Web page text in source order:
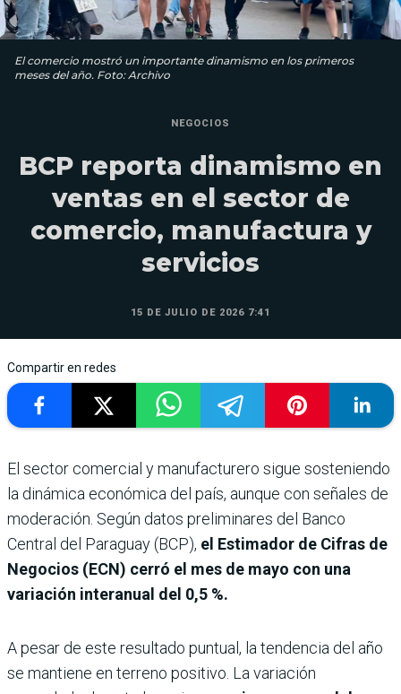
El comercio mostró un importante dinamismo en los primeros
meses del año. Foto: Archivo
NEGOCIOS
BCP reporta dinamismo en
ventas en el sector de
comercio, manufactura y
servicios
15 DE JULIO DE 2026 7:41
Compartir en redes
El sector comercial y manufacturero sigue sosteniendo
la dinámica económica del país, aunque con señales de
moderación. Según datos preliminares del Banco
Central del Paraguay (BCP), el Estimador de Cifras de
Negocios (ECN) cerró el mes de mayo con una
variación interanual del 0,5 %.
A pesar de este resultado puntual, la tendencia del año
se mantiene en terreno positivo. La variación